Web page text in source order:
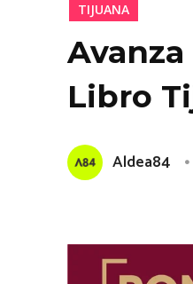
TIJUANA
Libro
Aldea84